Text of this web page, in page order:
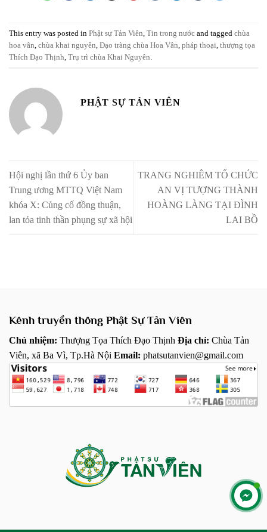
This entry was posted in Phật sự Tản Viên Tin trong nước and tagged chùa
hoa vân chùa khai nguyên Đạo tràng chùa Hoa Vân pháp thoại thượng tọa
Thích Đạo Thịnh Trụ trì chùa Khai Nguyên
PHẬT SỰ TẢN VIÊN
Hội nghị lần thứ 6 Ủy ban
Trung ương MTTQ Việt Nam
khóa X: Củng cố đồng thuận,
lan tỏa tinh thần phụng sự xã hội
TRANG NGHIÊM TỔ CHỨC
AN VỊ TƯỢNG THÀNH
HOÀNG LÀNG TẠI ĐÌNH
LAI BỒ
Kênh truyền thông Phật Sự Tản Viên
Chủ nhiệm: Thượng Tọa Thích Đạo Thịnh Địa chỉ: Chùa Tản
Viên, xã Ba Vì, Tp.Hà Nội Email: phatsutanvien@gmail.com